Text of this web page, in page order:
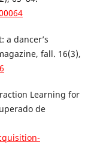
a dancer’s
fall. 16(3),
Learning for
de